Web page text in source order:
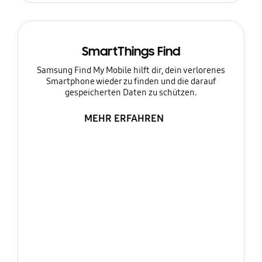
SmartThings Find
Samsung Find My Mobile hilft dir, dein verlorenes
Smartphone wieder zu finden und die darauf
gespeicherten Daten zu schützen.
MEHR ERFAHREN